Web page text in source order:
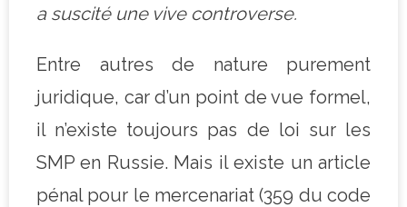
a suscité une vive controverse.
Entre autres de nature purement
juridique, car d’un point de vue formel,
il n’existe toujours pas de loi sur les
SMP en Russie. Mais il existe un article
pénal pour le mercenariat (359 du code